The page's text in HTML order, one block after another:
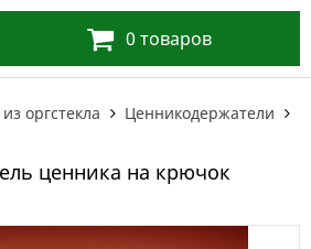
0 товаров
оргстекла
Ценникодержатели
ценника на крючок